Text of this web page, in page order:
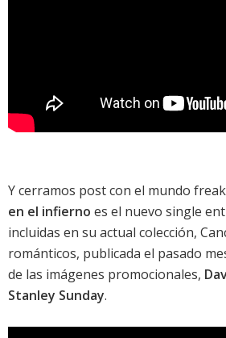
Y cerramos post con el mundo
en el infierno es el nuevo single
incluidas en su actual colección,
románticos, publicada el pasado
de las imágenes promocionales,
Stanley Sunday.